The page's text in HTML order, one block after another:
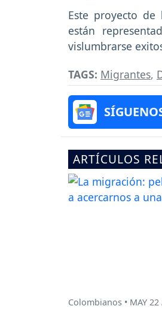
Este proyecto
están
vislumbrarse
TAGS: Migrantes,
ARTÍCULOS
Colombianos • MAY 22